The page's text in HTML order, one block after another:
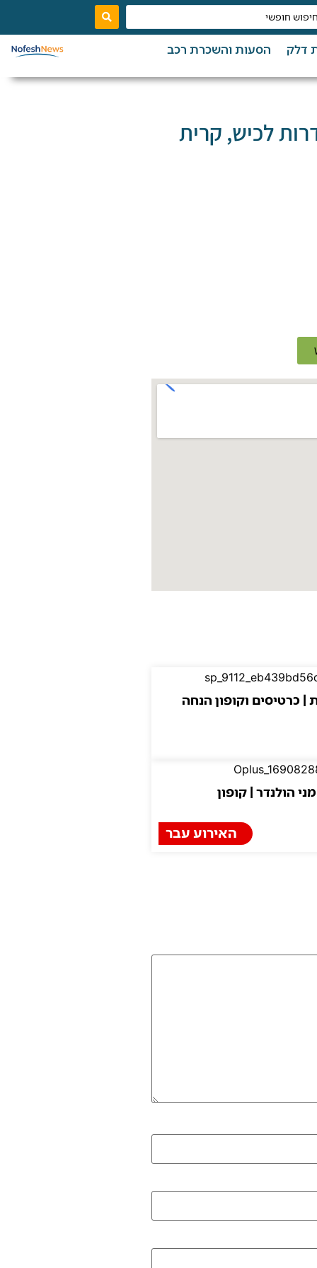
דלק
הסעות והשכרת רכב
לכיש, קרית
| כרטיסים וקופון הנחה
הולנדר | קופון
האירוע עבר